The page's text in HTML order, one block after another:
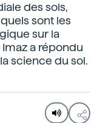
des sols,
sont les
sur la
Imaz a répondu
science du sol.